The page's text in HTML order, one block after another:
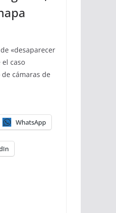
«desaparecer
caso
cámaras de
WhatsApp